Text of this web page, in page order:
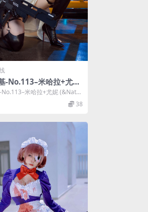
-No.113–米哈拉+尤妮
夏夏子) [74P 1V]
米哈拉+尤妮 (&Natsu
[7...
38